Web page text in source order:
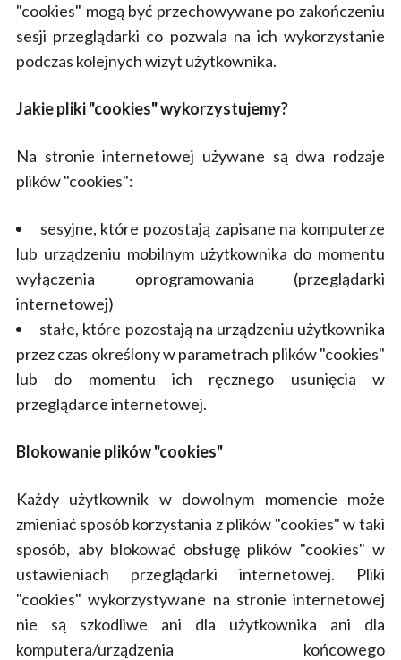
"cookies" mogą być przechowywane po zakończeniu
sesji przeglądarki co pozwala na ich wykorzystanie
podczas kolejnych wizyt użytkownika.
Jakie pliki "cookies" wykorzystujemy?
Na stronie internetowej używane są dwa rodzaje
plików "cookies":
sesyjne, które pozostają zapisane na komputerze
lub urządzeniu mobilnym użytkownika do momentu
wyłączenia oprogramowania (przeglądarki
internetowej)
stałe, które pozostają na urządzeniu użytkownika
przez czas określony w parametrach plików "cookies"
lub do momentu ich ręcznego usunięcia w
przeglądarce internetowej.
Blokowanie plików "cookies"
Każdy użytkownik w dowolnym momencie może
zmieniać sposób korzystania z plików "cookies" w taki
sposób, aby blokować obsługę plików "cookies" w
ustawieniach przeglądarki internetowej. Pliki
"cookies" wykorzystywane na stronie internetowej
nie są szkodliwe ani dla użytkownika ani dla
komputera/urządzenia końcowego